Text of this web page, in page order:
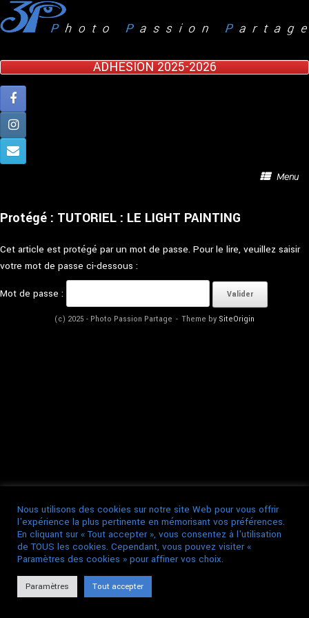
Skip
to
content
ADHESION 2025-2026
Menu
Protégé : TUTORIEL : LE LIGHT PAINTING
Cet article est protégé par un mot de passe. Pour le lire, veuillez saisir
votre mot de passe ci-dessous :
Mot de passe :
(c) 2025 - Photo Passion Partage Theme by SiteOrigin
Nous utilisons des cookies sur notre site Web pour vous offrir
l'expérience la plus pertinente en mémorisant vos préférences.
En cliquant sur « Tout accepter », vous consentez à l'utilisation
de TOUS les cookies. Cependant, vous pouvez visiter «
Paramètres des cookies » pour affiner vos choix.
Paramètres Tout accepter